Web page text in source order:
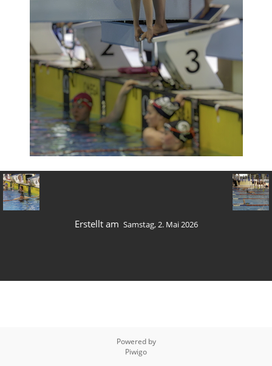
Erstellt am Samstag, 2. Mai 2026
Powered by
Piwigo